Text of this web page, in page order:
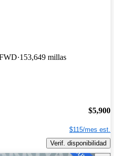
153,649 millas
$5,900
$115/mes est.
Verif. disponibilidad